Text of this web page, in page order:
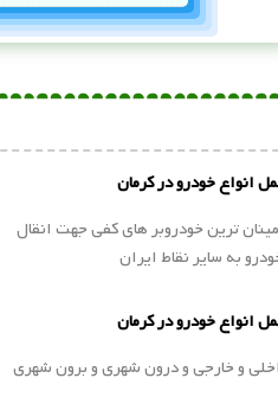
انواع خودرو در کرمان
ترین خودروبر های کفی جهت انقال
به سایر نقاط ایران
انواع خودرو در کرمان
و خارجی و درون شهری و برون شهری